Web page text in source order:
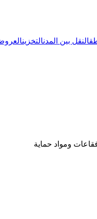
النقل بين المدنالتخزين
ومواد حماية